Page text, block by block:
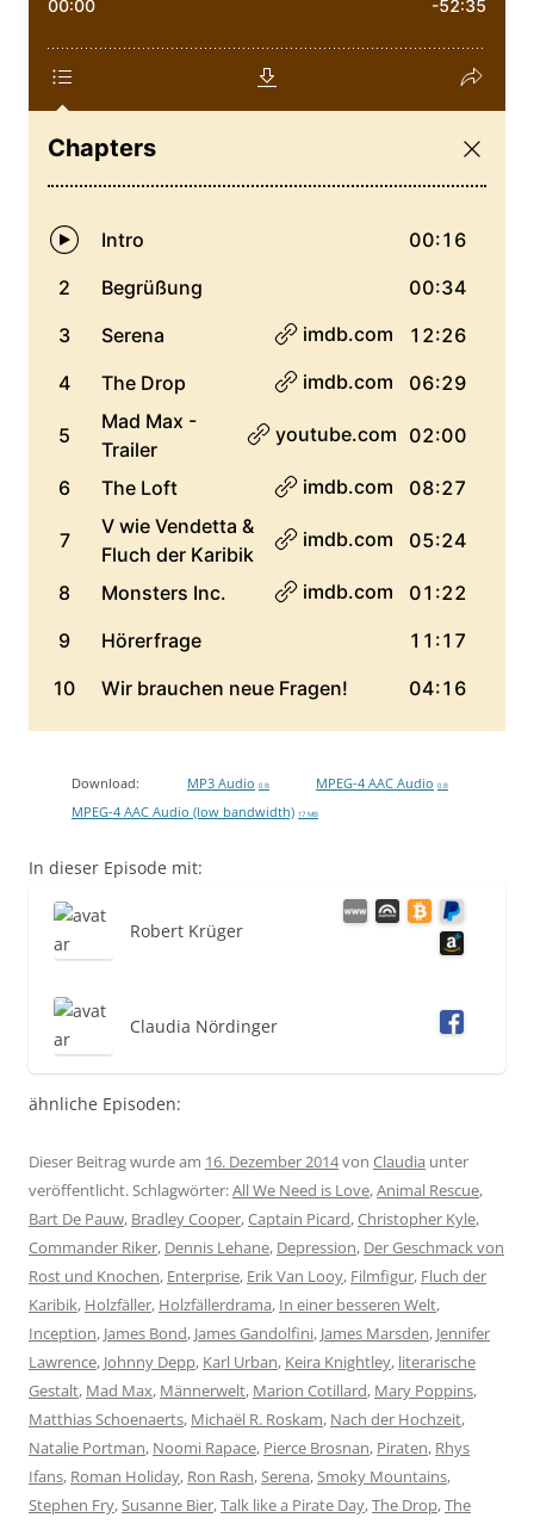
Download: MP3 Audio 0 B MPEG-4 AAC Audio 0 B
MPEG-4 AAC Audio (low bandwidth) 17 MB
In dieser Episode mit:
Robert Krüger
Claudia Nördinger
ähnliche Episoden:
Dieser Beitrag wurde am 16. Dezember 2014von Claudia unter
veröffentlicht. Schlagwörter:All We Need is Love,Animal Rescue,
Bart De Pauw, Bradley Cooper,Captain Picard,Christopher Kyle,
Commander Riker, Dennis Lehane, Depression, Der Geschmack von
Rost und Knochen, Enterprise, Erik Van Looy, Filmfigur, Fluch der
Karibik, Holzfäller, Holzfällerdrama, In einer besseren Welt,
Inception, James Bond, James Gandolfini, James Marsden, Jennifer
Lawrence, Johnny Depp, Karl Urban, Keira Knightley, literarische
Gestalt, Mad Max, Männerwelt, Marion Cotillard, Mary Poppins,
Matthias Schoenaerts, Michaël R. Roskam, Nach der Hochzeit,
Natalie Portman, Noomi Rapace, Pierce Brosnan, Piraten, Rhys
Ifans, Roman Holiday, Ron Rash, Serena, Smoky Mountains,
Stephen Fry, Susanne Bier,Talk like a Pirate Day,The Drop,The